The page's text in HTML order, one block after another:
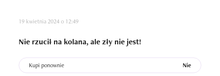
Skóra natomiast nabiera zdrowego blasku, wygląda
Balsam pachnie przecudnie. Jest to zapach słodki, nieco
cukierkowy, ale zarazem szalenie kobiecy. Ico ciekawe -
19 kwietnia 2024 o 12:49
Nie rzucił na kolana, ale zły nie jest!
Kupi ponownie Nie